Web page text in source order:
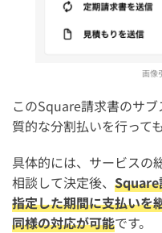
画像
このSquare請求書のサ
質的な分割払いを行って
具体的には、サービスの
相談して決定後、 Square
指定した期間に支払いを
同様の対応が可能です。